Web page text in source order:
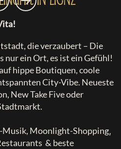
die verzaubert – Die
nur ein Ort, es ist ein Gefühl!
hippe Boutiquen, coole
City-Vibe. Neueste
New Take Fiveoder
Moonlight-Shopping,
& beste